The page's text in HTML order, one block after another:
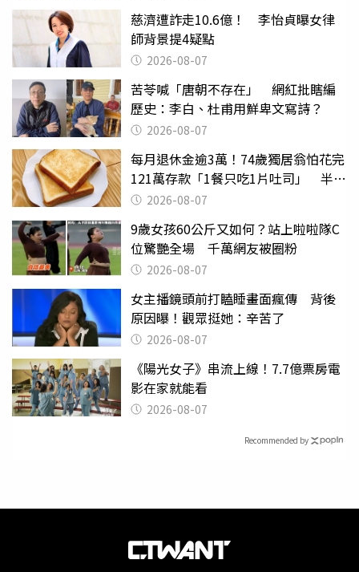
慈濟遭詐走10.6億！ 李怡貞曝女律
師背景提4疑點
2026-08-07
苦苓喊「唐朝不存在」 網紅批瞎編
歷史：李白、杜甫用鮮卑文寫詩？
2026-08-07
每月退休金逾3萬！74歲獨居翁怕花完
121萬存款「1餐只吃1片吐司」 半年
後暴瘦嚇壞女兒
2026-08-07
9歲女孩60公斤又如何？站上啦啦隊C
位驚艷全場 千萬網友被圈粉
2026-08-07
女主播鏡頭前打瞌睡畫面瘋傳 背後
原因曝！觀眾挺她：辛苦了
2026-08-07
《陽光女子》串流上線！7.7億票房電
影在家就能看
2026-08-07
Recommended by